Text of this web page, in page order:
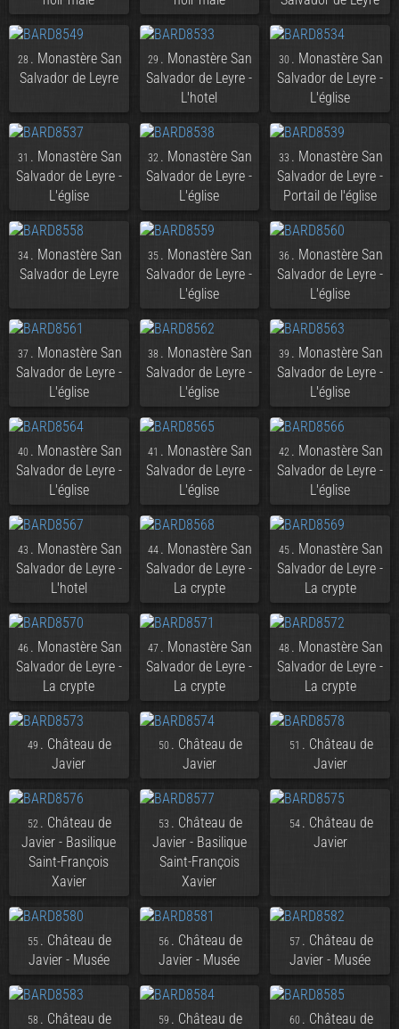
28 . Monastère San
Salvador de Leyre
29 . Monastère San
Salvador de Leyre -
L'hotel
30 . Monastère San
Salvador de Leyre -
L'église
31 . Monastère San
Salvador de Leyre -
L'église
32 . Monastère San
Salvador de Leyre -
L'église
33 . Monastère San
Salvador de Leyre -
Portail de l'église
34 . Monastère San
Salvador de Leyre
35 . Monastère San
Salvador de Leyre -
L'église
36 . Monastère San
Salvador de Leyre -
L'église
37 . Monastère San
Salvador de Leyre -
L'église
38 . Monastère San
Salvador de Leyre -
L'église
39 . Monastère San
Salvador de Leyre -
L'église
40 . Monastère San
Salvador de Leyre -
L'église
41 . Monastère San
Salvador de Leyre -
L'église
42 . Monastère San
Salvador de Leyre -
L'église
43 . Monastère San
Salvador de Leyre -
L'hotel
44 . Monastère San
Salvador de Leyre -
La crypte
45 . Monastère San
Salvador de Leyre -
La crypte
46 . Monastère San
Salvador de Leyre -
La crypte
47 . Monastère San
Salvador de Leyre -
La crypte
48 . Monastère San
Salvador de Leyre -
La crypte
49 . Château de
Javier
50 . Château de
Javier
51 . Château de
Javier
52 . Château de
Javier - Basilique
Saint-François
Xavier
53 . Château de
Javier - Basilique
Saint-François
Xavier
54 . Château de
Javier
55 . Château de
Javier - Musée
56 . Château de
Javier - Musée
57 . Château de
Javier - Musée
58 . Château de
59 . Château de
60 . Château de